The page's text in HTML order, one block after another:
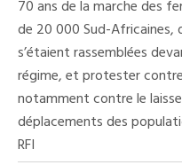
70 ans de la marche des
de 20 000 Sud-Africaines,
s’étaient rassemblées
régime, et protester
notamment contre le
déplacements des
RFI